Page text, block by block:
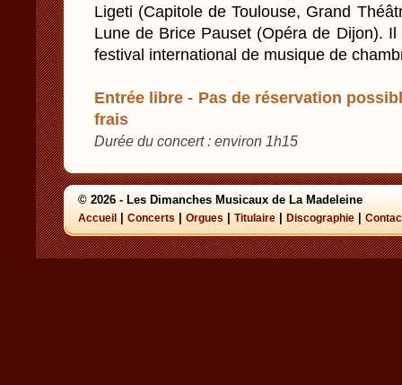
Ligeti (Capitole de Toulouse, Grand
Lune de Brice Pauset (Opéra de Dijon).
festival international de musique de
Entrée libre - Pas de réservation
frais
Durée du concert : environ 1h15
© 2026 - Les Dimanches Musicaux de La Madeleine
Accueil Concerts Orgues Titulaire Discographie